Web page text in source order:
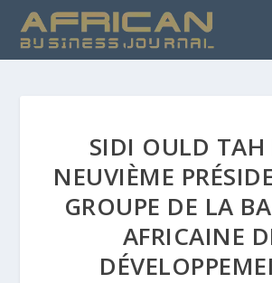
SIDI OULD TAH
NEUVIÈME
GROUPE DE LA
AFRICAINE